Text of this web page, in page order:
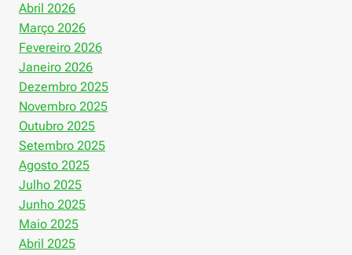
Abril 2026
Março 2026
Fevereiro 2026
Janeiro 2026
Dezembro 2025
Novembro 2025
Outubro 2025
Setembro 2025
Agosto 2025
Julho 2025
Junho 2025
Maio 2025
Abril 2025